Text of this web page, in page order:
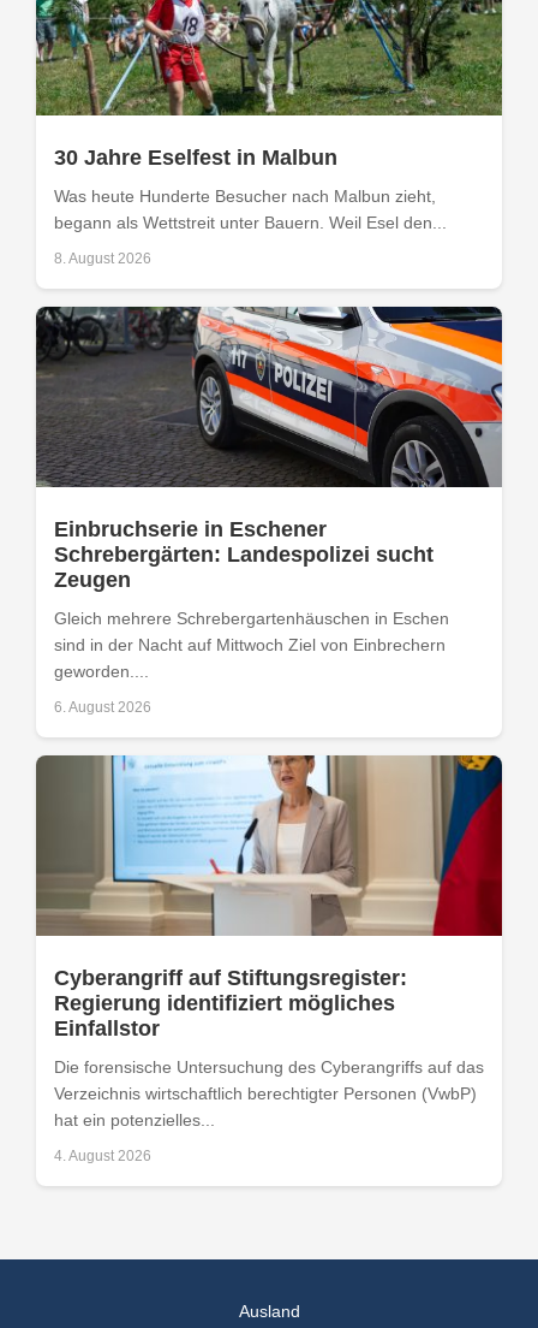
30 Jahre Eselfest in Malbun
Was heute Hunderte Besucher nach Malbun zieht,
begann als Wettstreit unter Bauern. Weil Esel den...
8. August 2026
Einbruchserie in Eschener
Schrebergärten: Landespolizei sucht
Zeugen
Gleich mehrere Schrebergartenhäuschen in Eschen
sind in der Nacht auf Mittwoch Ziel von Einbrechern
geworden....
6. August 2026
Cyberangriff auf Stiftungsregister:
Regierung identifiziert mögliches
Einfallstor
Die forensische Untersuchung des Cyberangriffs auf das
Verzeichnis wirtschaftlich berechtigter Personen (VwbP)
hat ein potenzielles...
4. August 2026
Ausland